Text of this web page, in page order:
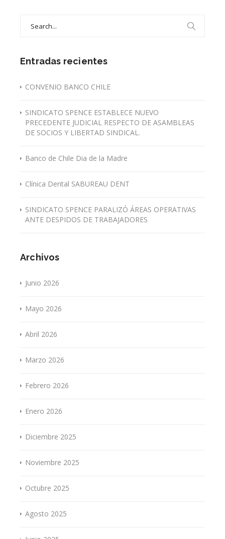
Entradas recientes
CONVENIO BANCO CHILE
SINDICATO SPENCE ESTABLECE NUEVO
PRECEDENTE JUDICIAL RESPECTO DE ASAMBLEAS
DE SOCIOS Y LIBERTAD SINDICAL.
Banco de Chile Dia de la Madre
Clínica Dental SABUREAU DENT
SINDICATO SPENCE PARALIZÓ ÁREAS OPERATIVAS
ANTE DESPIDOS DE TRABAJADORES
Archivos
Junio 2026
Mayo 2026
Abril 2026
Marzo 2026
Febrero 2026
Enero 2026
Diciembre 2025
Noviembre 2025
Octubre 2025
Agosto 2025